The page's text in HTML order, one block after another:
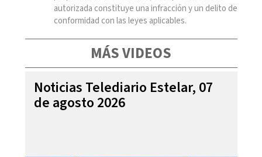
autorizada constituye una infracción y un delito de
conformidad con las leyes aplicables.
MÁS VIDEOS
Noticias Telediario Estelar, 07
de agosto 2026